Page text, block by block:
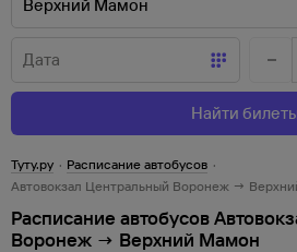
Найти
Туту.ру · Расписание автобусов ·
Автовокзал Центральный Воронеж →
Расписание автобусов
Воронеж → Верхний Мамон